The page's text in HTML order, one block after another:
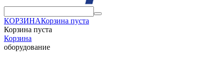
КОРЗИНАКорзина пуста
Корзина пуста
Корзина
оборудование